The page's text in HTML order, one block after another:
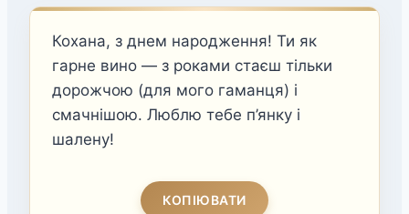
Кохана, з днем народження! Ти як
гарне вино — з роками стаєш тільки
дорожчою (для мого гаманця) і
смачнішою. Люблю тебе п’янку і
шалену!
КОПІЮВАТИ